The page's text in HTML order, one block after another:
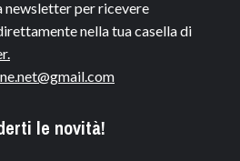
per ricevere
nella tua casella di
le novità!